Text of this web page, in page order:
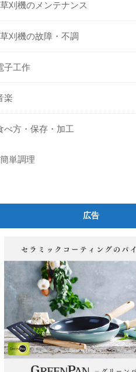
草刈機のメンテナンス
草刈機の故障・不調
子工作
楽
べ方・保存・加工
簡単調理
広告